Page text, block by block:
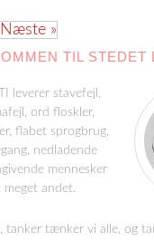
Næste »
TIL STEDET
leverer stavefejl,
ord floskler,
flabet sprogbrug,
nedladende
mennesker
meget andet.
tanker tænker vi alle, og